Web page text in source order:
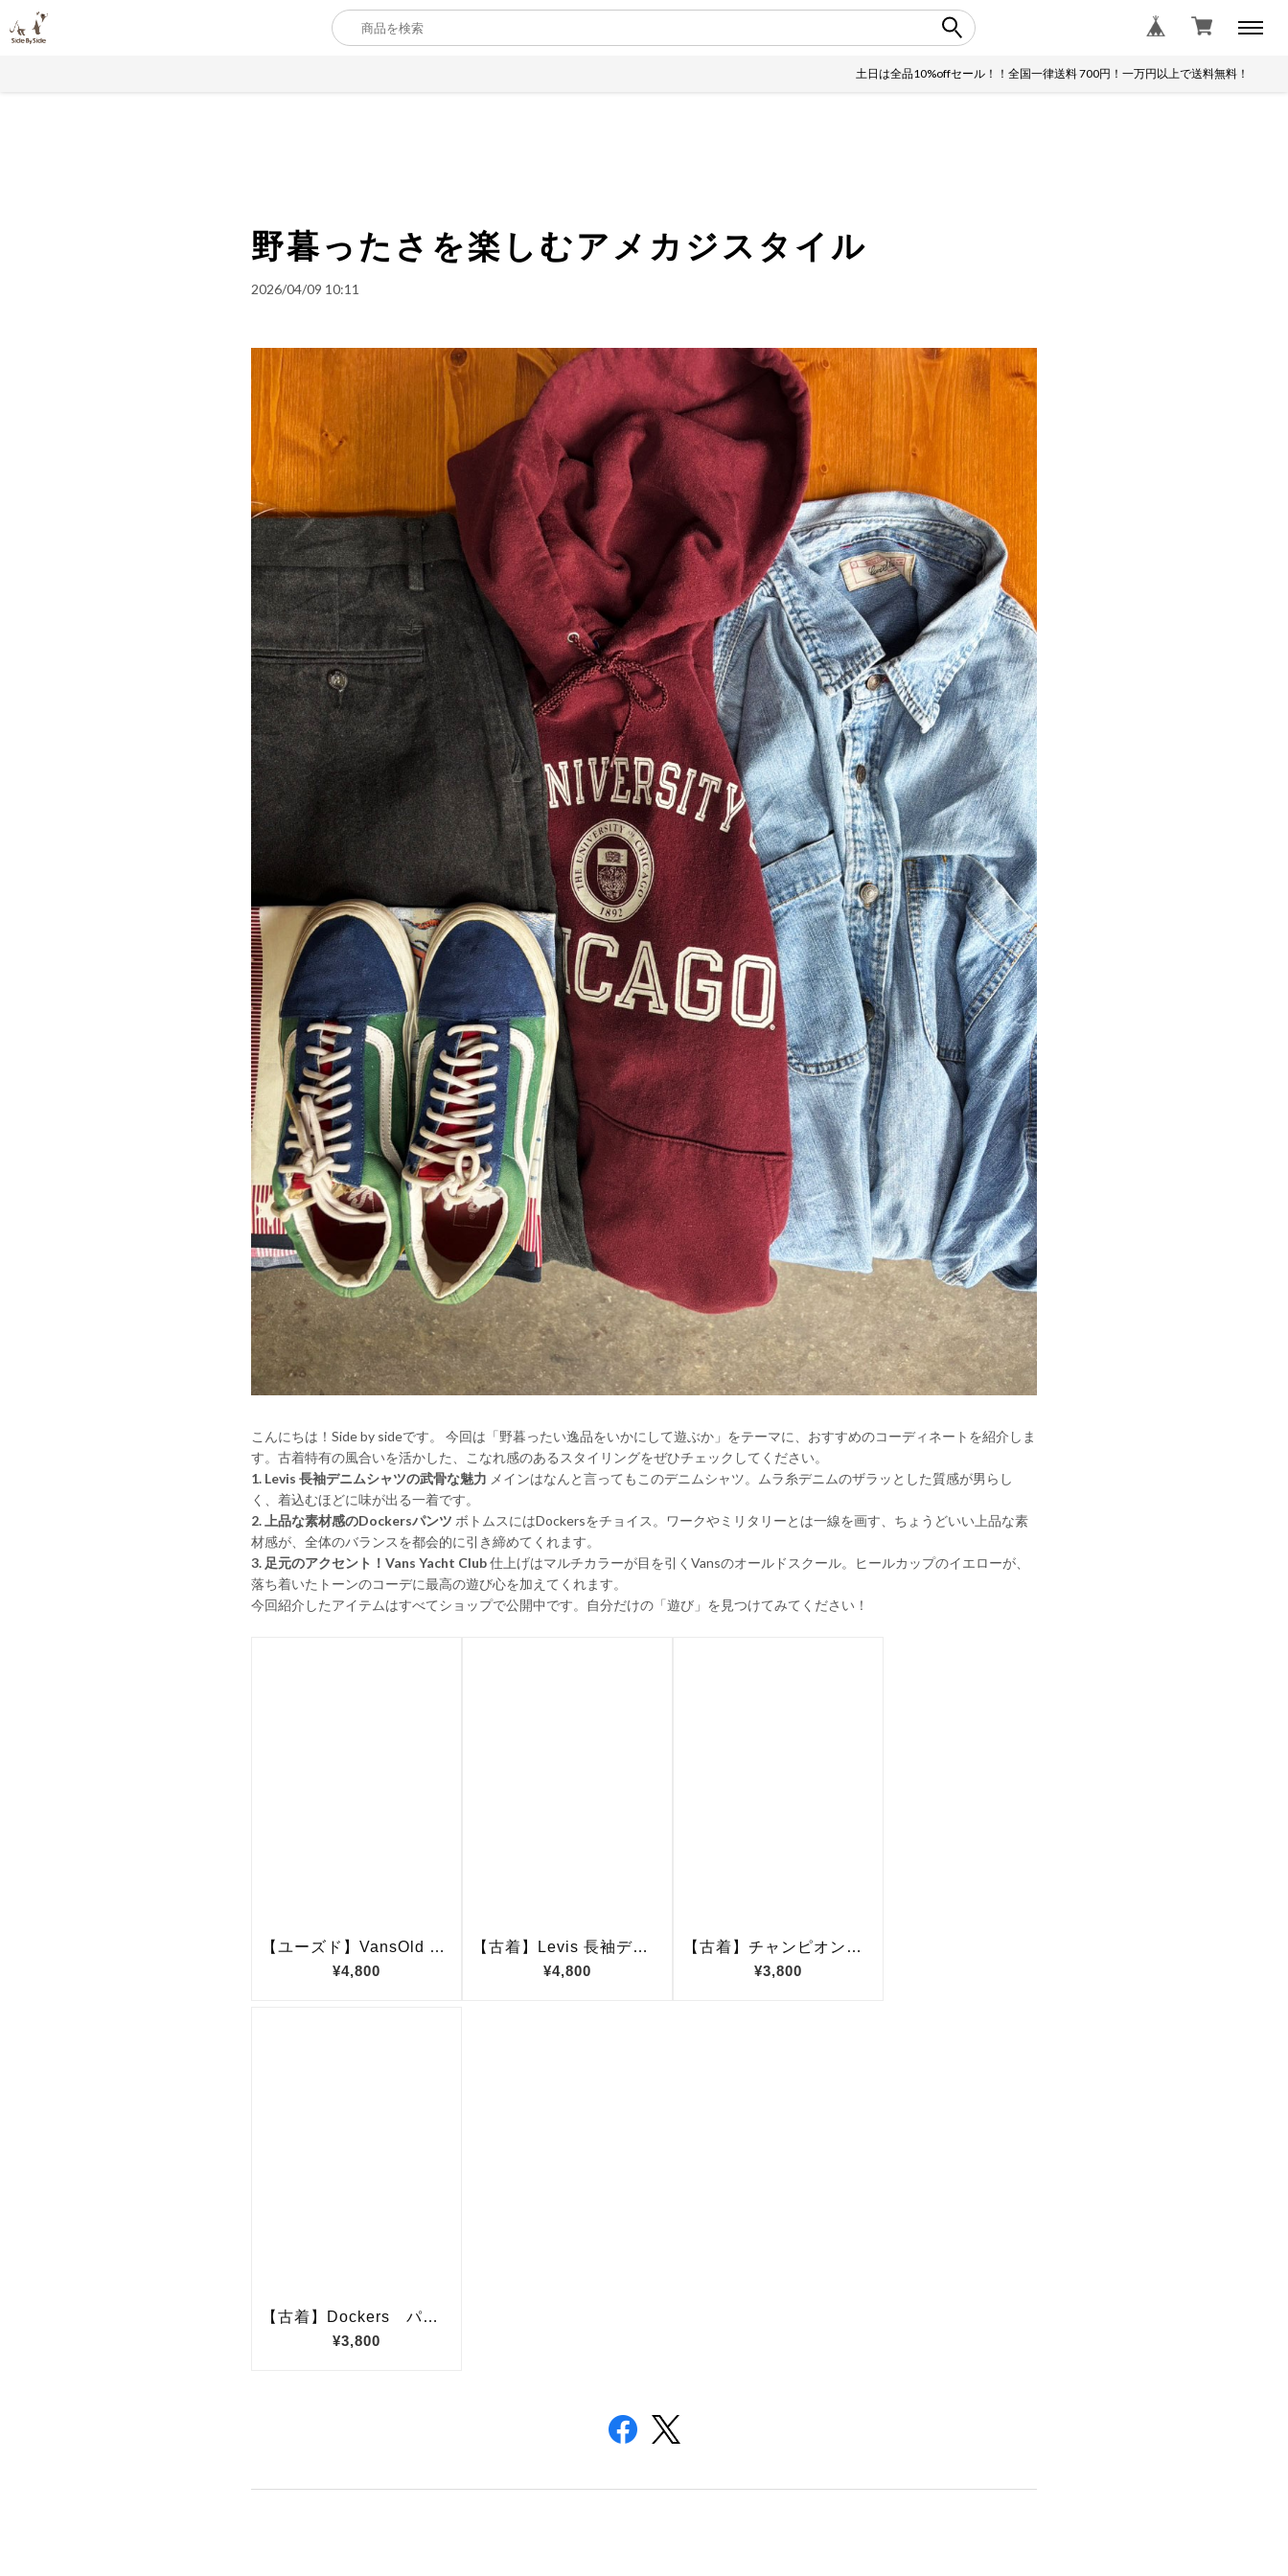
土日は全品10%offセール！！全国一律送料 700円！一万円以上で送料無料！
野暮ったさを楽しむアメカジスタイル
2026/04/09 10:11
こんにちは！Side by sideです。 今回は「野暮ったい逸品をいかにして遊ぶか」をテーマに、おすすめのコーディネートを紹介しま
す。古着特有の風合いを活かした、こなれ感のあるスタイリングをぜひチェックしてください。
1. Levis 長袖デニムシャツの武骨な魅力 メインはなんと言ってもこのデニムシャツ。ムラ糸デニムのザラッとした質感が男らし
く、着込むほどに味が出る一着です。
2. 上品な素材感のDockersパンツ ボトムスにはDockersをチョイス。ワークやミリタリーとは一線を画す、ちょうどいい上品な素
材感が、全体のバランスを都会的に引き締めてくれます。
3. 足元のアクセント！Vans Yacht Club仕上げはマルチカラーが目を引くVansのオールドスクール。ヒールカップのイエローが、
落ち着いたトーンのコーデに最高の遊び心を加えてくれます。
今回紹介したアイテムはすべてショップで公開中です。自分だけの「遊び」を見つけてみてください！